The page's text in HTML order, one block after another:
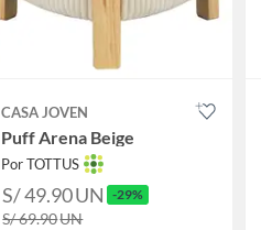
CASA JOVEN
Puff Arena Beige
Por TOTTUS
S/ 49.90UN -29%
S/ 69.90UN